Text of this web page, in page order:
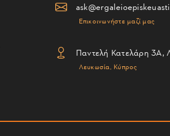
Επικοινωνήστε μαζί μας
Παντελή Κατελάρη 3Α,
Λευκωσία, Κύπρος